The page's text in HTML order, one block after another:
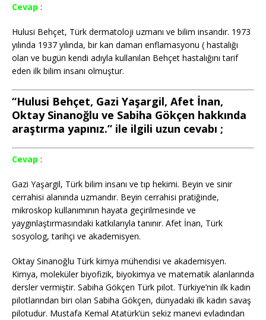
Cevap :
Hulusi Behçet, Türk dermatoloji uzmanı ve bilim insandır. 1973
yılında 1937 yılında, bir kan damarı enflamasyonu ( hastalığı
olan ve bugün kendi adıyla kullanılan Behçet hastalığını tarif
eden ilk bilim insanı olmuştur.
“Hulusi Behçet, Gazi Yaşargil, Afet İnan,
Oktay Sinanoğlu ve Sabiha Gökçen hakkında
araştırma yapınız.” ile ilgili uzun cevabı ;
Cevap :
Gazi Yaşargil, Türk bilim insanı ve tıp hekimi. Beyin ve sinir
cerrahisi alanında uzmandır. Beyin cerrahisi pratiğinde,
mikroskop kullanımının hayata geçirilmesinde ve
yaygınlaştırmasındaki katkılarıyla tanınır. Afet İnan, Türk
sosyolog, tarihçi ve akademisyen.
Oktay Sinanoğlu Türk kimya mühendisi ve akademisyen.
Kimya, moleküler biyofizik, biyokimya ve matematik alanlarında
dersler vermiştir. Sabiha Gökçen Türk pilot. Türkiye’nin ilk kadın
pilotlarından biri olan Sabiha Gökçen, dünyadaki ilk kadın savaş
pilotudur. Mustafa Kemal Atatürk’ün sekiz manevi evladından